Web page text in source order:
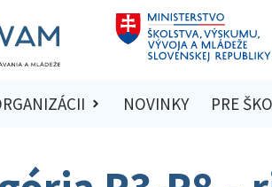
NOVINKY PRE